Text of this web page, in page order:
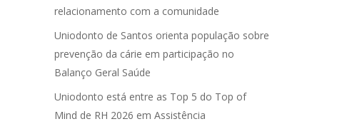
relacionamento com a comunidade
Uniodonto de Santos orienta população sobre
prevenção da cárie em participação no
Balanço Geral Saúde
Uniodonto está entre as Top 5 do Top of
Mind de RH 2026 em Assistência